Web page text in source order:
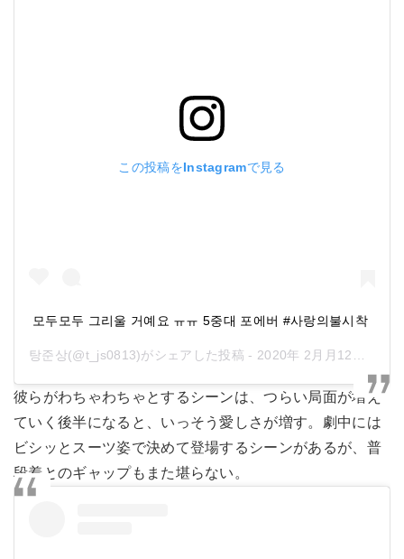
この投稿をInstagramで見る
모두모두 그리울 거예요 ㅠㅠ 5중대 포에버 #사랑의불시착
탕준상(@t_js0813)がシェアした投稿 - 2020年 2月月12日午前3時37分PST
彼らがわちゃわちゃとするシーンは、つらい局面が増え
ていく後半になると、いっそう愛しさが増す。劇中には
ビシッとスーツ姿で決めて登場するシーンがあるが、普
段着とのギャップもまた堪らない。